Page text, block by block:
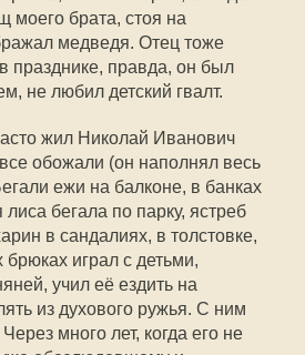
моего брата, стоя на
медведя. Отец тоже
празднике, правда, он был
не любил детский гвалт.
жил Николай Иванович
обожали (он наполнял весь
ежи на балконе, в банках
бегала по парку, ястреб
в сандалиях, в толстовке,
играл с детьми,
учил её ездить на
из духового ружья. С ним
много лет, когда его не